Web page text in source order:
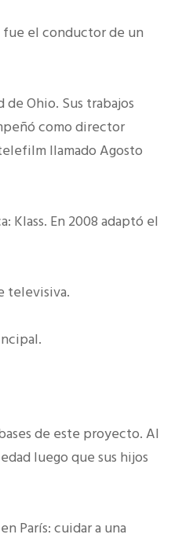
fue el conductor de un
Ohio. Sus trabajos
como director
llamado Agosto
Klass. En 2008 adaptó el
televisiva.
de este proyecto. Al
luego que sus hijos
París: cuidar a una